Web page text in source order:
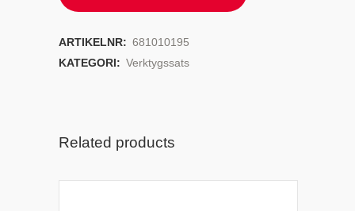
ARTIKELNR: 681010195
KATEGORI: Verktygssats
Related products